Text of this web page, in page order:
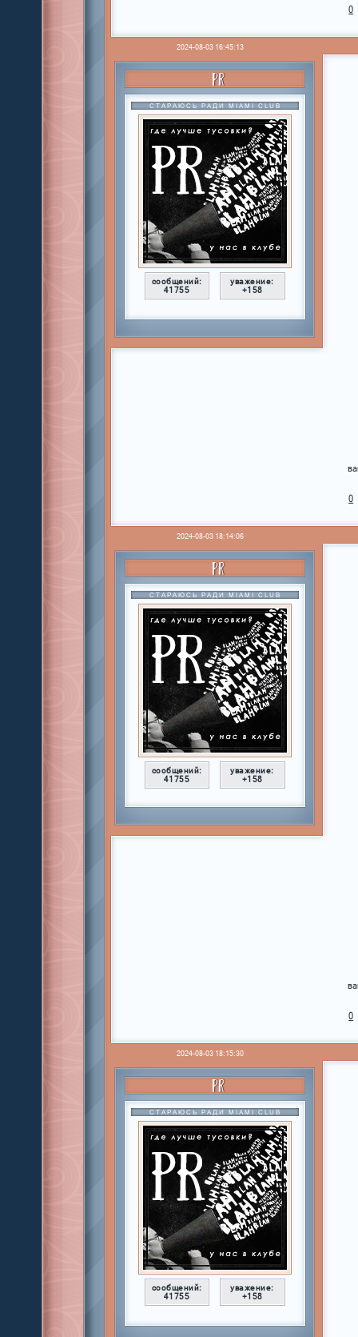
0
2024-08-03 16:45:13
PR
СТАРАЮСЬ РАДИ MIAMI CLUB
сообщений:
41755
уважение:
+158
0
2024-08-03 18:14:06
PR
СТАРАЮСЬ РАДИ MIAMI CLUB
сообщений:
41755
уважение:
+158
0
2024-08-03 18:15:30
PR
СТАРАЮСЬ РАДИ MIAMI CLUB
сообщений:
41755
уважение:
+158